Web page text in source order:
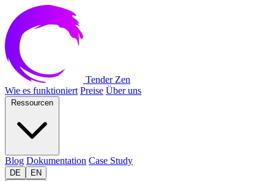
Tender Zen
Wie es funktioniert Preise Über uns
Blog Dokumentation Case Study
DE EN